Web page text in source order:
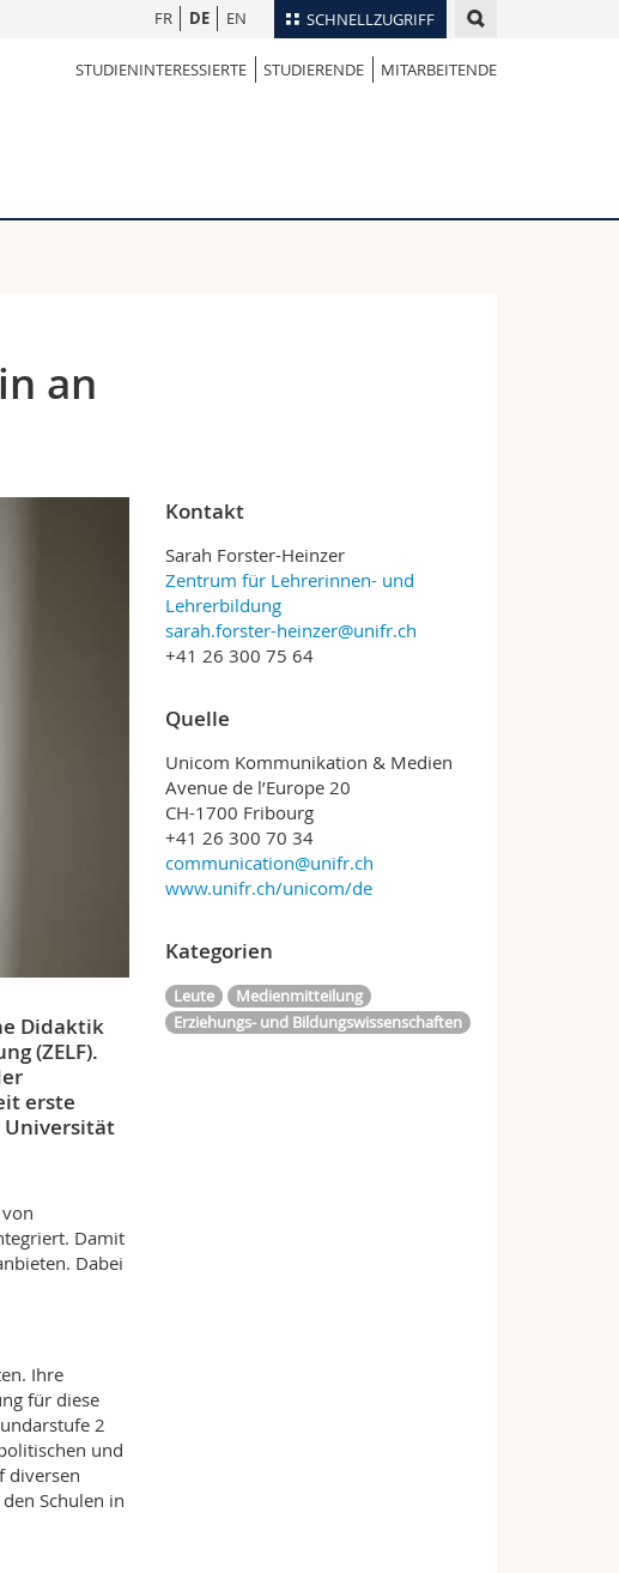
SCHNELLZUGRIFF
Personenverzeichnis
Vorlesungsverzeichnis
FR DE EN
STUDIENINTERESSIERTE STUDIERENDE MITARBEITENDE
an
Didaktik
(ZELF).
erste
Universität
Damit
Dabei
Ihre
für diese
2
und
diversen
Schulen in
Kontakt
Sarah Forster-Heinzer
Zentrum für Lehrerinnen- und
Lehrerbildung
sarah.forster-heinzer@unifr.ch
+41 26 300 75 64
Quelle
Unicom Kommunikation & Medien
Avenue de l’Europe 20
CH-1700 Fribourg
+41 26 300 70 34
communication@unifr.ch
www.unifr.ch/unicom/de
Kategorien
Leute
Medienmitteilung
Erziehungs- und Bildungswissenschaften